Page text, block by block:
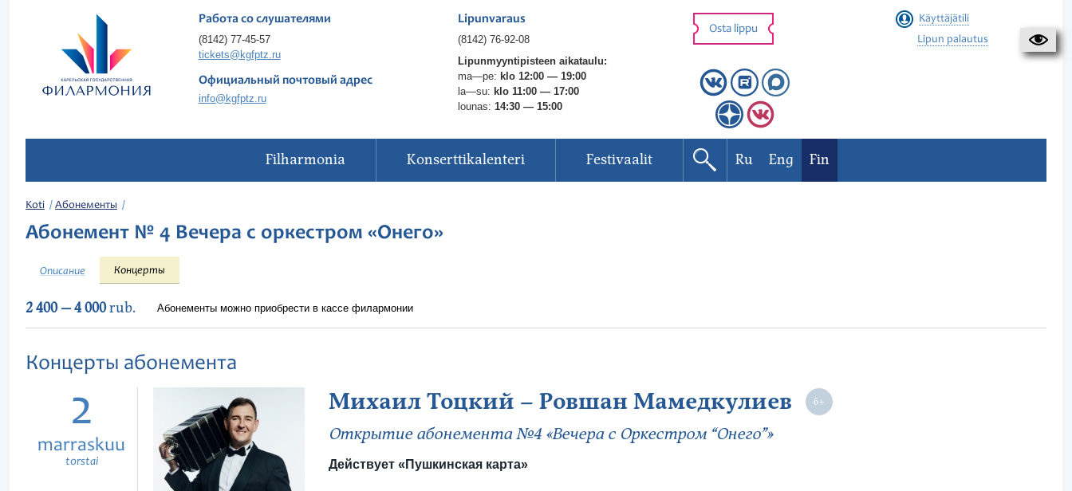
Работа со слушателями
(8142) 77-45-57
tickets@kgfptz.ru
Официальный почтовый адрес
info@kgfptz.ru
Lipunvaraus
(8142) 76-92-08
Lipunmyyntipisteen aikataulu:
ma—pe: klo 12:00 — 19:00
la—su: klo 11:00 — 17:00
lounas: 14:30 — 15:00
Osta lippu
Käyttäjätili
Lipun palautus
Filharmonia Konserttikalenteri Festivaalit Ru Eng Fin
Koti Абонементы
Абонемент № 4 Вечера с оркестром «Онего»
Описание Концерты
2 400 — 4 000rub. Абонементы можно приобрести в кассе филармонии
Концерты абонемента
2
marraskuu
torstai
Михаил Тоцкий – Ровшан Мамедкулиев
Открытие абонемента №4 «Вечера с Оркестром “Онего”»
Действует «Пушкинская карта»